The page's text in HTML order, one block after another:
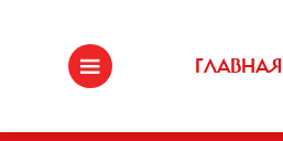
ГЛАВНАЯ